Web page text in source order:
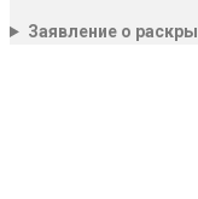
Заявление о